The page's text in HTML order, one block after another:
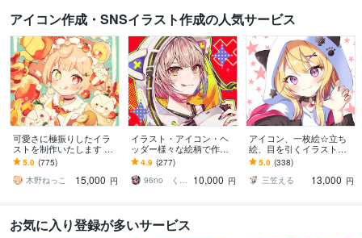
アイコン作成・SNSイラスト作成の人気サービス
可愛さに極振りしたイラ
ストを制作いたします ★
商用利用＆二次利用込
み！ミニキャラは小物２
点まで無料！★
5.0 (775)
木野ねっこ
15,000 円
イラスト・アイコン・ヘ
ッダー様々な絵柄で作成
します 商用可！似顔絵・
ブログ・インスタ・動画
配信サムネ等用途様々！
4.9 (277)
96no くろの
10,000 円
アイコン、一枚絵☆立ち
絵、目を引くイラスト描
きます イリアム、サム
ネ、live2D、YouTube、歌
ってみたも
5.0 (338)
三笠える
13,000 円
お気に入り登録が多いサービス